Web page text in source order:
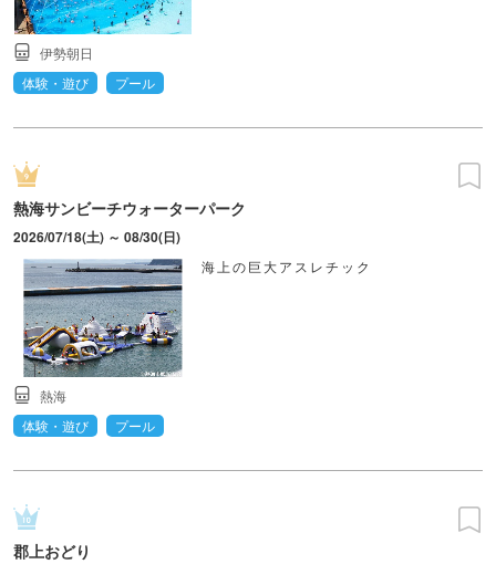
伊勢朝日
体験・遊び
プール
熱海サンビーチウォーターパーク
2026/07/18(土) ～ 08/30(日)
海上の巨大アスレチック
熱海
体験・遊び
プール
郡上おどり